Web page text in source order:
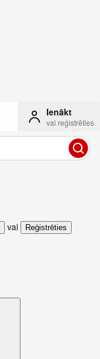
Ienākt
vai reģistrēties
vai Reģistrēties